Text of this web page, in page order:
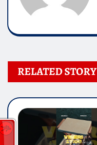
RELATED STORY